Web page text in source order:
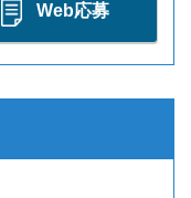
Web応募